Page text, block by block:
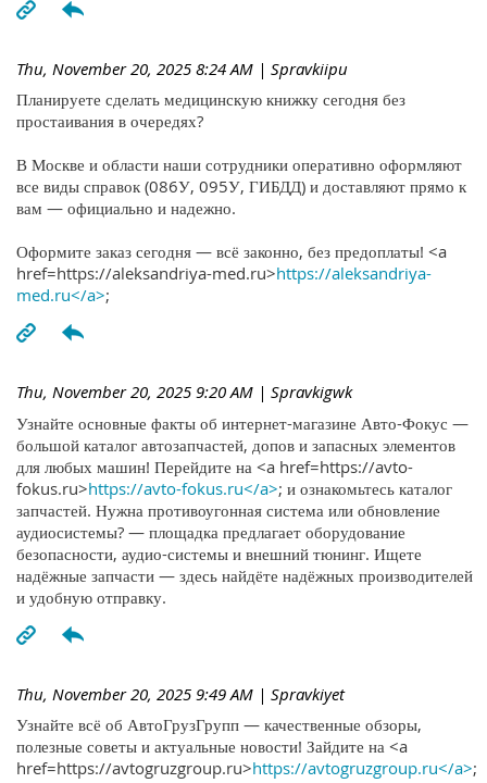
Thu, November 20, 2025 8:24 AM | Spravkiipu
Планируете сделать медицинскую книжку сегодня без
простаивания в очередях?
В Москве и области наши сотрудники оперативно оформляют
все виды справок (086У, 095У, ГИБДД) и доставляют прямо к
вам — официально и надежно.
Оформите заказ сегодня — всё законно, без предоплаты! <a
href=https://aleksandriya-med.ru>https://aleksandriya-
med.ru</a>;
Thu, November 20, 2025 9:20 AM | Spravkigwk
Узнайте основные факты об интернет-магазине Авто-Фокус —
большой каталог автозапчастей, допов и запасных элементов
для любых машин! Перейдите на <a href=https://avto-
fokus.ru>https://avto-fokus.ru</a>; и ознакомьтесь каталог
запчастей. Нужна противоугонная система или обновление
аудиосистемы? — площадка предлагает оборудование
безопасности, аудио-системы и внешний тюнинг. Ищете
надёжные запчасти — здесь найдёте надёжных производителей
и удобную отправку.
Thu, November 20, 2025 9:49 AM | Spravkiyet
Узнайте всё об АвтоГрузГрупп — качественные обзоры,
полезные советы и актуальные новости! Зайдите на <a
href=https://avtogruzgroup.ru>https://avtogruzgroup.ru</a>;